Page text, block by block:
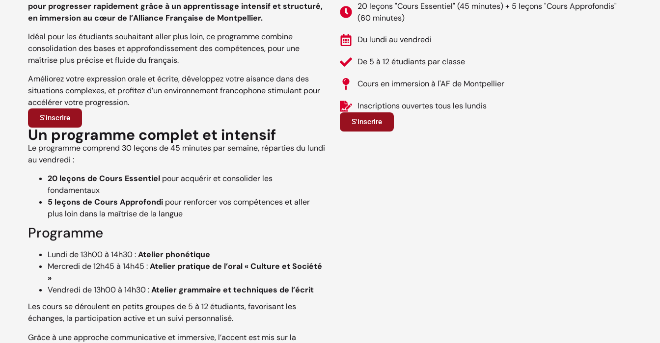
pour progresser rapidement grâce à un apprentissage intensif et structuré,
en immersion au cœur de l’Alliance Française de Montpellier.
Idéal pour les étudiants souhaitant aller plus loin, ce programme combine
consolidation des bases et approfondissement des compétences, pour une
maîtrise plus précise et fluide du français.
Améliorez votre expression orale et écrite, développez votre aisance dans des
situations complexes, et profitez d’un environnement francophone stimulant pour
accélérer votre progression.
S'inscrire
Un programme complet et intensif
Le programme comprend 30 leçons de 45 minutes par semaine, réparties du lundi
au vendredi :
20 leçons de Cours Essentiel pour acquérir et consolider les
fondamentaux
5 leçons de Cours Approfondi pour renforcer vos compétences et aller
plus loin dans la maîtrise de la langue
Programme
Lundi de 13h00 à 14h30 :Atelier phonétique
Mercredi de 12h45 à 14h45 :Atelier pratique de l’oral « Culture et Société
»
Vendredi de 13h00 à 14h30 :Atelier grammaire et techniques de l’écrit
Les cours se déroulent en petits groupes de 5 à 12 étudiants, favorisant les
échanges, la participation active et un suivi personnalisé.
Grâce à une approche communicative et immersive, l’accent est mis sur la
20 leçons "Cours Essentiel" (45 minutes) + 5 leçons "Cours Approfondis"
(60 minutes)
Du lundi au vendredi
De 5 à 12 étudiants par classe
Cours en immersion à l'AF de Montpellier
Inscriptions ouvertes tous les lundis
S'inscrire